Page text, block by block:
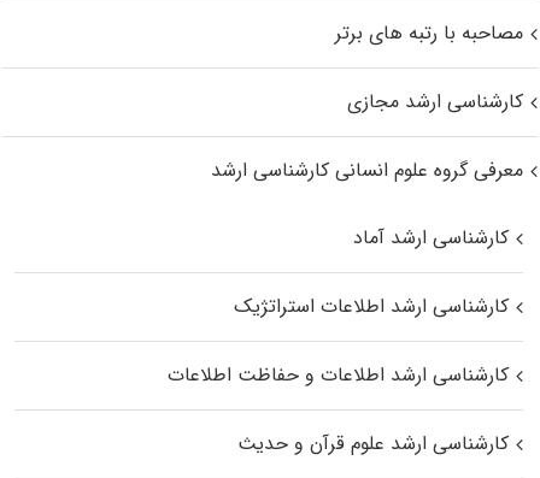
مصاحبه با رتبه های برتر
کارشناسی ارشد مجازی
معرفی گروه علوم انسانی کارشناسی ارشد
کارشناسی ارشد آماد
کارشناسی ارشد اطلاعات استراتژیک
کارشناسی ارشد اطلاعات و حفاظت اطلاعات
کارشناسی ارشد علوم قرآن و حدیث